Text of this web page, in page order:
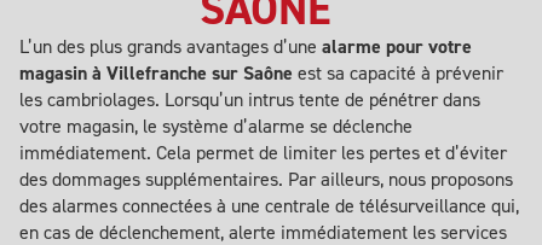
L’un des plus grands avantages d’une alarme pour votre
magasin à Villefranche sur Saône est sa capacité à prévenir
les cambriolages. Lorsqu’un intrus tente de pénétrer dans
votre magasin, le système d’alarme se déclenche
immédiatement. Cela permet de limiter les pertes et d’éviter
des dommages supplémentaires. Par ailleurs, nous proposons
des alarmes connectées à une centrale de télésurveillance qui,
en cas de déclenchement, alerte immédiatement les services